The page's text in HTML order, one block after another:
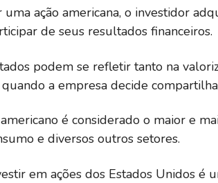
ação americana, o investidor
de seus resultados financeiros.
podem se refletir tanto na
a empresa decide
é considerado o maior e
e diversos outros setores.
em ações dos Estados Unidos